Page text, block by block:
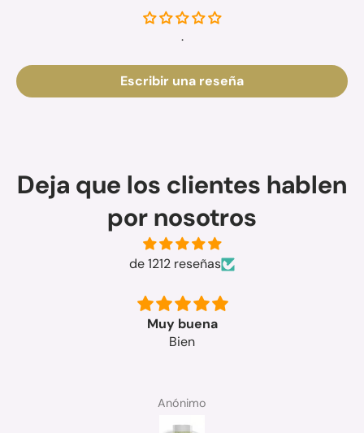
.
Escribir una reseña
Deja que los clientes hablen
por nosotros
de 1212 reseñas